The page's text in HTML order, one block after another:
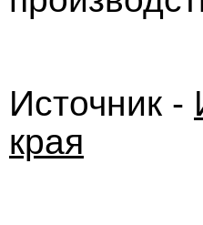
Источник -
края